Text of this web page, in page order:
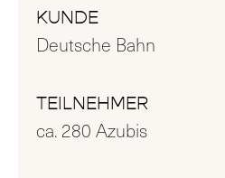
KUNDE
Deutsche Bahn
TEILNEHMER
ca. 280 Azubis